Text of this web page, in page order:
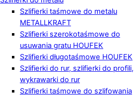
Szlifierki taśmowe do metalu
METALLKRAFT
Szlifierki szerokotaśmowe do
usuwania gratu HOUFEK
Szlifierki długotaśmowe HOUFEK
Szlifierki do rur, szlifierki do profili,
wykrawarki do rur
Szlifierki taśmowe do szlifowania